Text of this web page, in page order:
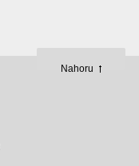
Nahoru